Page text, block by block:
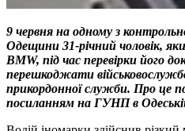
9 червня на одному з
Одещини 31-річний чоловік,
BMW, під час перевірки його
перешкоджати
прикордонної служби. Про це
посиланням на ГУНП в